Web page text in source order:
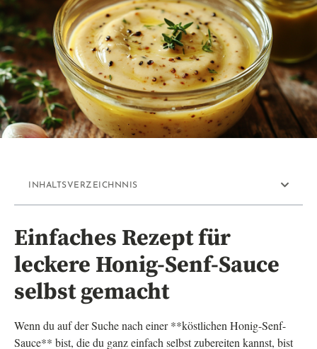
INHALTSVERZEICHNNIS
Einfaches Rezept für
leckere Honig-Senf-Sauce
selbst gemacht
Wenn du auf der Suche nach einer **köstlichen Honig-Senf-
Sauce** bist, die du ganz einfach selbst zubereiten kannst, bist